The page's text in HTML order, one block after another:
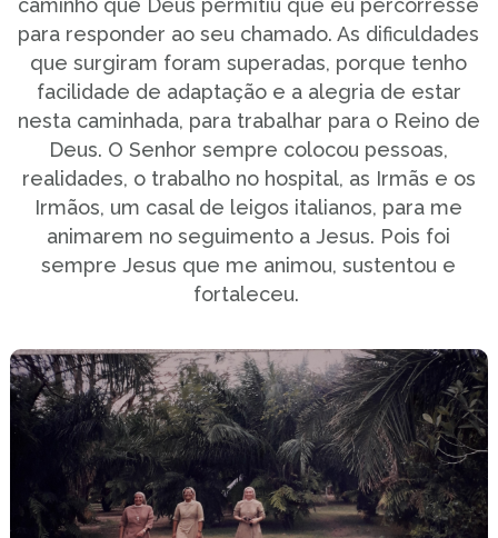
caminho que Deus permitiu que eu percorresse
para responder ao seu chamado. As dificuldades
que surgiram foram superadas, porque tenho
facilidade de adaptação e a alegria de estar
nesta caminhada, para trabalhar para o Reino de
Deus. O Senhor sempre colocou pessoas,
realidades, o trabalho no hospital, as Irmãs e os
Irmãos, um casal de leigos italianos, para me
animarem no seguimento a Jesus. Pois foi
sempre Jesus que me animou, sustentou e
fortaleceu.